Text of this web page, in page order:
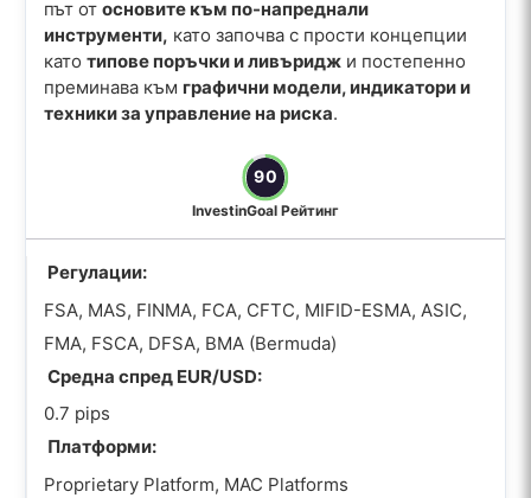
път от основите към по-напреднали
инструменти, като започва с прости концепции
като типове поръчки и ливъриджи постепенно
преминава към графични модели, индикатори и
техники за управление на риска.
90
InvestinGoal Рейтинг
Регулации:
FSA, MAS, FINMA, FCA, CFTC, MIFID-ESMA, ASIC,
FMA, FSCA, DFSA, BMA (Bermuda)
Средна спред EUR/USD:
0.7 pips
Платформи:
Proprietary Platform, MAC Platforms